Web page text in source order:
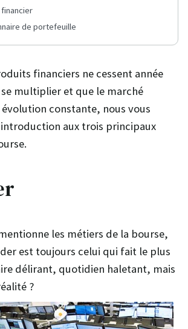
financier
de portefeuille
financiers ne cessent année
se multiplier et que le marché
constante, nous vous
aux trois principaux
les métiers de la bourse,
est toujours celui qui fait le plus
délirant, quotidien haletant, mais
?